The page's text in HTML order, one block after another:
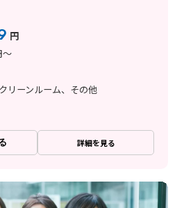
円
～
リーンルーム、その他
詳細を見る